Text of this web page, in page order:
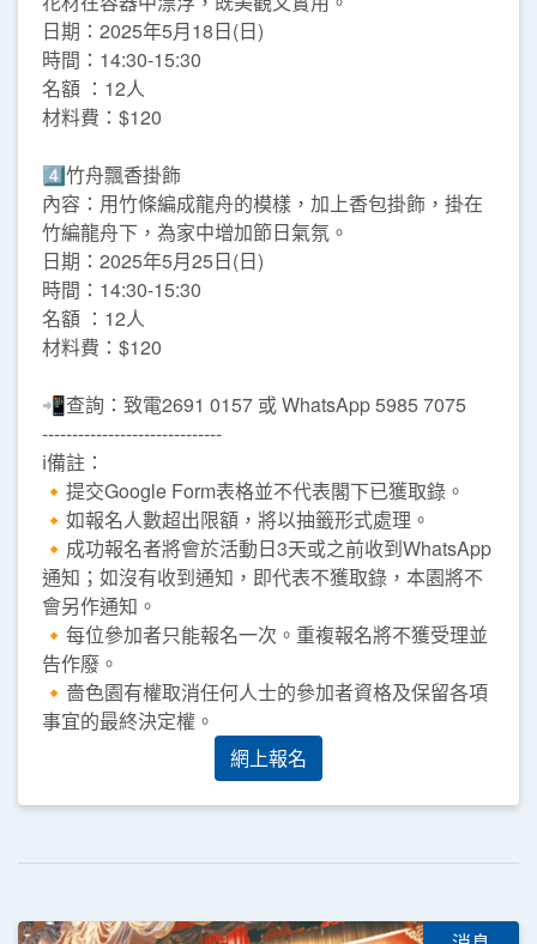
日期：2025年5月18日(日)
時間：14:30-15:30
名額 ：12人
材料費：$120
4️⃣竹舟飄香掛飾
內容：用竹條編成龍舟的模樣，加上香包掛飾，掛在
竹編龍舟下，為家中增加節日氣氛。
日期：2025年5月25日(日)
時間：14:30-15:30
名額 ：12人
材料費：$120
📲查詢：致電2691 0157 或 WhatsApp 5985 7075
------------------------------
ℹ️備註：
🔸提交Google Form表格並不代表閣下已獲取錄。
🔸如報名人數超出限額，將以抽籤形式處理。
🔸成功報名者將會於活動日3天或之前收到WhatsApp
通知；如沒有收到通知，即代表不獲取錄，本園將不
會另作通知。
🔸每位參加者只能報名一次。重複報名將不獲受理並
告作廢。
🔸嗇色園有權取消任何人士的參加者資格及保留各項
事宜的最終決定權。
網上報名